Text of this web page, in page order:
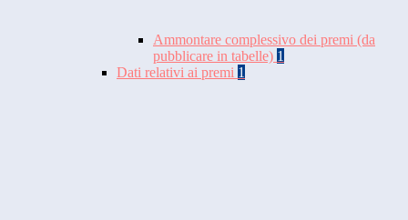
Ammontare complessivo dei premi (da
pubblicare in tabelle) 1
Dati relativi ai premi 1